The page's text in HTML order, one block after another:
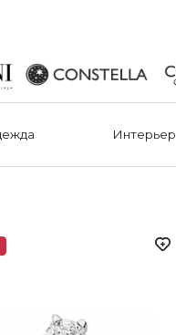
Интерьер